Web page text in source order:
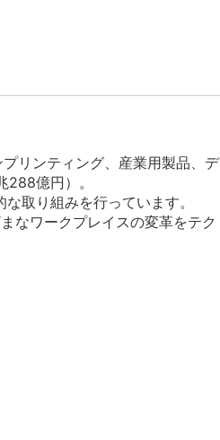
リンティング、産業用製品、デ
億円）。
取り組みを行っています。
なワークプレイスの変革をテク